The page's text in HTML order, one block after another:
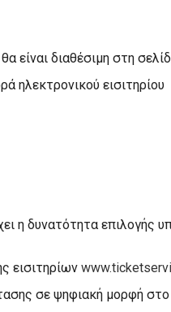
είναι διαθέσιμη στη
ηλεκτρονικού εισιτηρίου
η δυνατότητα επιλογής
εισιτηρίων
σε ψηφιακή μορφή στο